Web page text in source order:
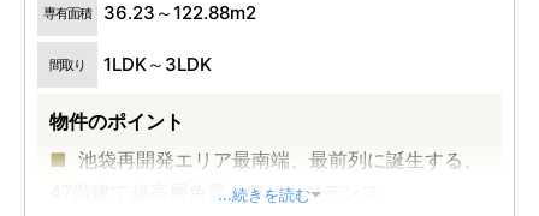
専有面積 36.23～122.88m2
間取り 1LDK～3LDK
物件のポイント
池袋再開発エリア最南端、最前列に誕生する、
47階建て超高層免震タワーレジデンス
...続きを読む